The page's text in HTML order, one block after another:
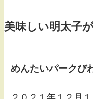
美味しい明太子
めんたいパークび
２０２１年１２月